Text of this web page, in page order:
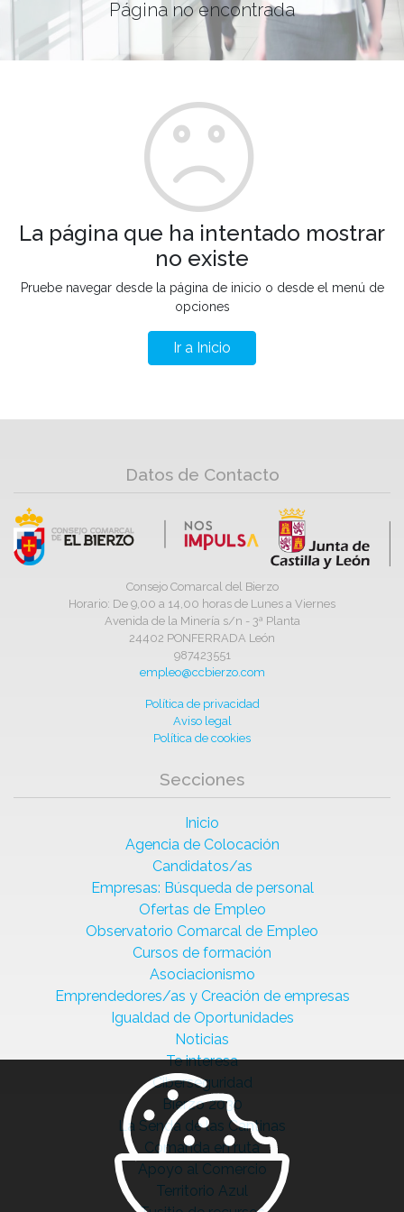
Página no encontrada
La página que ha intentado mostrar
no existe
Pruebe navegar desde la página de inicio o desde el menú de
opciones
Ir a Inicio
Datos de Contacto
Consejo Comarcal del Bierzo
Horario: De 9,00 a 14,00 horas de Lunes a Viernes
Avenida de la Minería s/n - 3ª Planta
24402 PONFERRADA León
987423551
empleo@ccbierzo.com
Política de privacidad
Aviso legal
Política de cookies
Secciones
Inicio
Agencia de Colocación
Candidatos/as
Empresas: Búsqueda de personal
Ofertas de Empleo
Observatorio Comarcal de Empleo
Cursos de formación
Asociacionismo
Emprendedores/as y Creación de empresas
Igualdad de Oportunidades
Noticias
Te interesa
Ciberseguridad
Bierzo 2030
La Senda de las Cantinas
Comanda en ruta
Apoyo al Comercio
Territorio Azul